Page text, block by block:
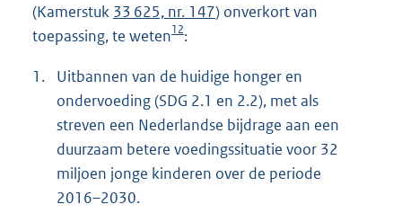
(Kamerstuk 33 625, nr. 147) onverkort van
toepassing, te weten12:
1.
Uitbannen van de huidige honger en
ondervoeding (SDG 2.1 en 2.2), met als
streven een Nederlandse bijdrage aan een
duurzaam betere voedingssituatie voor 32
miljoen jonge kinderen over de periode
2016–2030.